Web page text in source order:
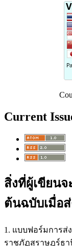
Current
สิ่งที่ผู้เขียน
ต้นฉบับเมื่อ
1. แบบฟอร์มการส่
ราชภัฏสุราษฎร์ธ